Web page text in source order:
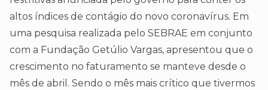
altos índices de contágio do novo coronavírus. Em
uma pesquisa realizada pelo SEBRAE em conjunto
com a Fundação Getúlio Vargas, apresentou que o
crescimento no faturamento se manteve desde o
mês de abril. Sendo o mês mais crítico que tivermos